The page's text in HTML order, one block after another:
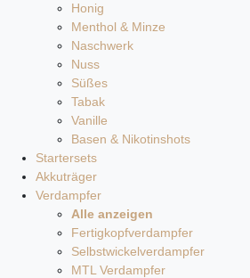
Honig
Menthol & Minze
Naschwerk
Nuss
Süßes
Tabak
Vanille
Basen & Nikotinshots
Startersets
Akkuträger
Verdampfer
Alle anzeigen
Fertigkopfverdampfer
Selbstwickelverdampfer
MTL Verdampfer